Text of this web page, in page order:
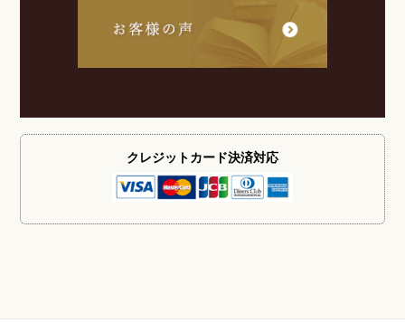
クレジットカード決済対応